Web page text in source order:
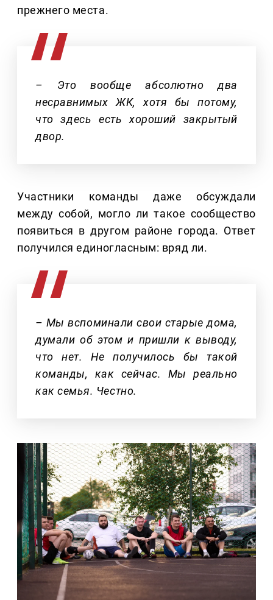
прежнего места.
– Это вообще абсолютно два
несравнимых ЖК, хотя бы потому,
что здесь есть хороший закрытый
двор.
Участники команды даже обсуждали
между собой, могло ли такое сообщество
появиться в другом районе города. Ответ
получился единогласным: вряд ли.
– Мы вспоминали свои старые дома,
думали об этом и пришли к выводу,
что нет. Не получилось бы такой
команды, как сейчас. Мы реально
как семья. Честно.